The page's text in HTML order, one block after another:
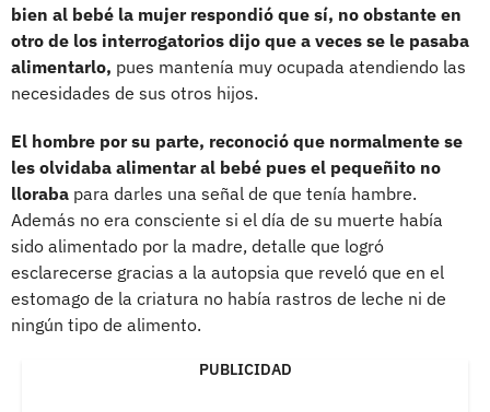
bien al bebé la mujer respondió que sí, no obstante en
otro de los interrogatorios dijo que a veces se le pasaba
alimentarlo, pues mantenía muy ocupada atendiendo las
necesidades de sus otros hijos.
El hombre por su parte, reconoció que normalmente se
les olvidaba alimentar al bebé pues el pequeñito no
lloraba para darles una señal de que tenía hambre.
Además no era consciente si el día de su muerte había
sido alimentado por la madre, detalle que logró
esclarecerse gracias a la autopsia que reveló que en el
estomago de la criatura no había rastros de leche ni de
ningún tipo de alimento.
PUBLICIDAD